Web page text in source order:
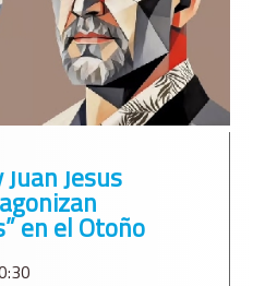
Jesús
en el Otoño